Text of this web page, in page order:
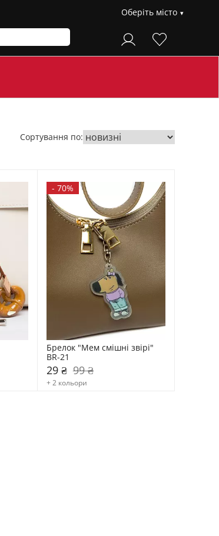
Оберіть місто
Сортування по:
- 70%
Брелок "Мем смішні звірі"
BR-21
29 ₴ 99 ₴
+ 2 кольори